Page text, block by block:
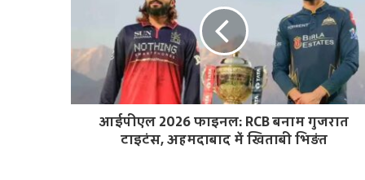
आईपीएल 2026 फाइनल: RCB बनाम गुजरात
टाइटंस, अहमदाबाद में खिताबी भिड़ंत